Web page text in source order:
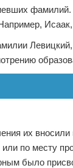
их вносили
по месту
было